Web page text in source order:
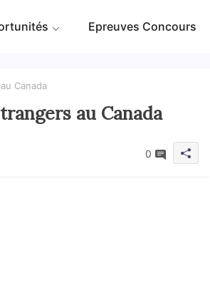
Epreuves Concours
Canada
au Canada
0